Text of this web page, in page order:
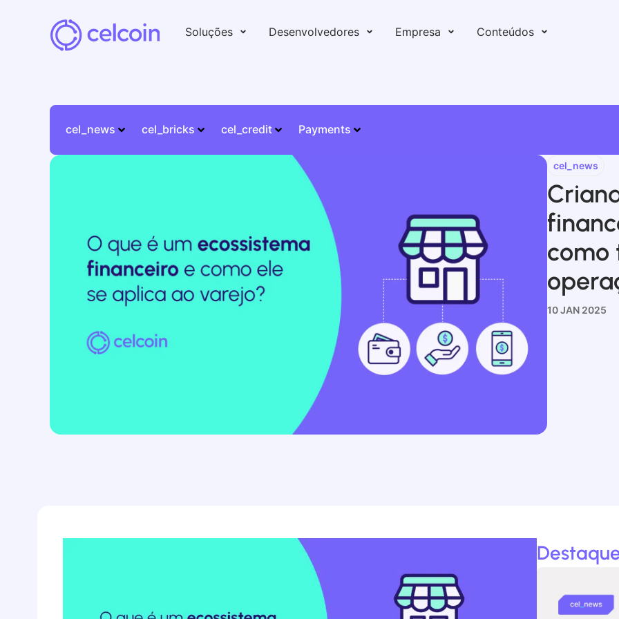
Soluções Desenvolvedores Empresa Conteúdos
cel_news cel_bricks cel_credit Payments
cel_news
como
10 JAN 2025